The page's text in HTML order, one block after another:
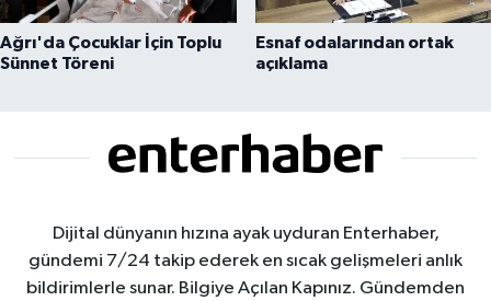
Ağrı'da Çocuklar İçin Toplu
Sünnet Töreni
Esnaf odalarından ortak
açıklama
Dijital dünyanın hızına ayak uyduran Enterhaber,
gündemi 7/24 takip ederek en sıcak gelişmeleri anlık
bildirimlerle sunar. Bilgiye Açılan Kapınız. Gündemden